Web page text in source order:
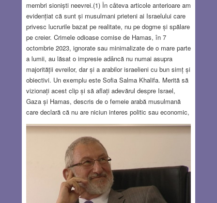
membri sioniști neevrei.(1) În câteva articole anterioare am
evidențiat că sunt și musulmani prieteni ai Israelului care
privesc lucrurile bazat pe realitate, nu pe dogme și spălare
pe creier. Crimele odioase comise de Hamas, în 7
octombrie 2023, ignorate sau minimalizate de o mare parte
a lumii, au lăsat o impresie adâncă nu numai asupra
majorității evreilor, dar și a arabilor israelieni cu bun simț și
obiectivi. Un exemplu este Sofia Salma Khalifa. Merită să
vizionați acest clip și să aflați adevărul despre Israel,
Gaza și Hamas, descris de o femeie arabă musulmană
care declară că nu are niciun interes politic sau economic,
ci numai dorința de a spune adevărul. Ea dezminte
propaganda că în Israel se practică apartheid și că arabii
nu ar avea drepturi egale. Pe de altă parte, ultima
festivitate Oscar ne-a arătat cât de meschini pot fi unii
evrei, numai ca să fie glorificați de media. Este vorba de
recentul premiat Oscar, Jonathan Glazer, regizorul filmului
The Zone of Interest, care compară situația populației din
Gaza cu Holocaustul. Dar să lăsăm “buruienile” și să